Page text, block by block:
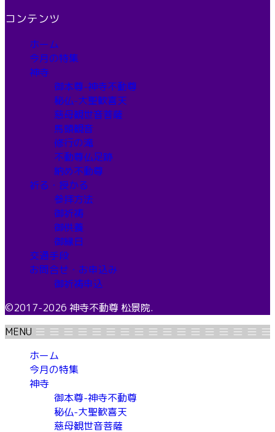
コンテンツ
ホーム
今月の特集
神寺
御本尊-神寺不動尊
秘仏-大聖歓喜天
慈母観世音菩薩
馬頭観音
修行の滝
不動尊仏足跡
納め不動尊
祈る・授かる
参拝方法
御祈祷
御供養
御縁日
交通手段
お問合せ・お申込み
御祈祷申込
©2017-2026 神寺不動尊 松景院.
MENU
ホーム
今月の特集
神寺
御本尊-神寺不動尊
秘仏-大聖歓喜天
慈母観世音菩薩